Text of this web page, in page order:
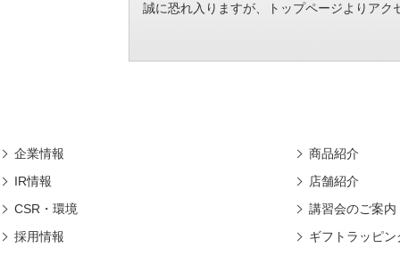
誠に恐れ入りますが、トップページよりアク
企業情報
IR情報
CSR・環境
採用情報
商品紹介
店舗紹介
講習会のご案内
ギフトラッピン